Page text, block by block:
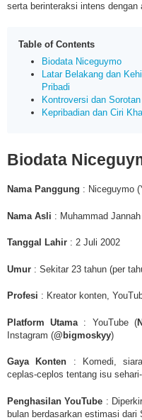
serta berinteraksi intens dengan
Table of Contents
Biodata Niceguymo
Latar Belakang dan
Pribadi
Kontroversi dan
Kepribadian dan Ciri
Biodata
Nama Panggung : Niceguymo
Nama Asli : Muhammad
Tanggal Lahir : 2 Juli 2002
Umur : Sekitar 23 tahun (per
Profesi : Kreator konten,
Platform Utama : YouTube (
Instagram (@bigmoskyy)
Gaya Konten : Komedi,
ceplas-ceplos tentang isu
Penghasilan YouTube :
bulan berdasarkan estimasi dari